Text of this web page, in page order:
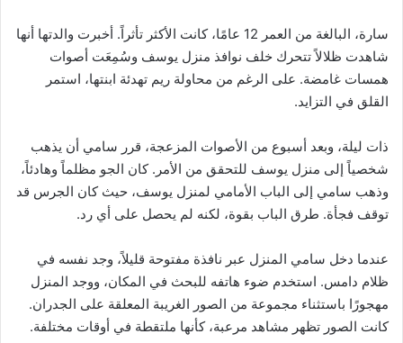
سارة، البالغة من العمر 12 عامًا، كانت الأكثر تأثراً. أخبرت والدتها أنها
شاهدت ظلالاً تتحرك خلف نوافذ منزل يوسف وسُمِعَت أصوات
همسات غامضة. على الرغم من محاولة ريم تهدئة ابنتها، استمر
القلق في التزايد.
ذات ليلة، وبعد أسبوع من الأصوات المزعجة، قرر سامي أن يذهب
شخصياً إلى منزل يوسف للتحقق من الأمر. كان الجو مظلماً وهادئاً،
وذهب سامي إلى الباب الأمامي لمنزل يوسف، حيث كان الجرس قد
توقف فجأة. طرق الباب بقوة، لكنه لم يحصل على أي رد.
عندما دخل سامي المنزل عبر نافذة مفتوحة قليلاً، وجد نفسه في
ظلام دامس. استخدم ضوء هاتفه للبحث في المكان، ووجد المنزل
مهجورًا باستثناء مجموعة من الصور الغريبة المعلقة على الجدران.
كانت الصور تظهر مشاهد مرعبة، كأنها ملتقطة في أوقات مختلفة.